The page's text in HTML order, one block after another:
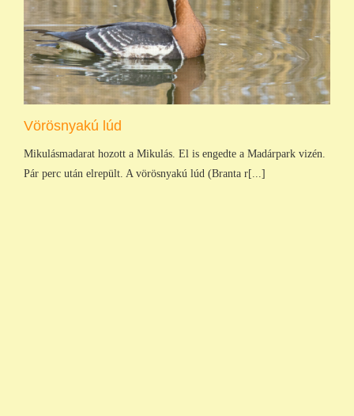
Vörösnyakú lúd
Mikulásmadarat hozott a Mikulás. El is engedte a Madárpark vizén.
Pár perc után elrepült. A vörösnyakú lúd (Branta r[...]